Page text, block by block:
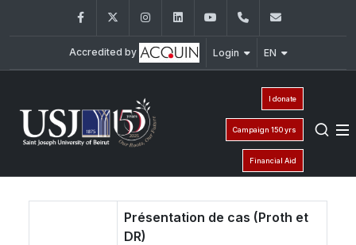
FacebookTwitter InstagramLinkedInYouTube+961 (1) 421 368
Accredited by Login EN
I donate
Campaign 150 yrs
Financial Aid
Présentation de cas (Proth et
DR)